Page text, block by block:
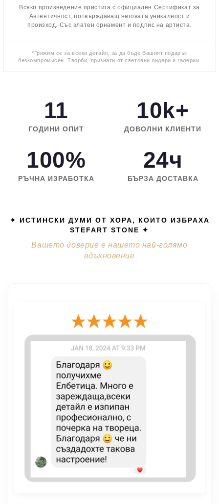
Всяко произведение пристига с официален Сертификат за
Автентичност, потвърждаващ неговата уникалност и
произход. Със златен орнамент и подпис на артиста.
*Грижим се за всеки детайл, за да бъде Вашият подарък
безкомпромисен. Творби, признати от световни лидери и галерии.
11
ГОДИНИ ОПИТ
10k+
ДОВОЛНИ КЛИЕНТИ
100%
РЪЧНА ИЗРАБОТКА
24ч
БЪРЗА ДОСТАВКА
✦ ИСТИНСКИ ДУМИ ОТ ХОРА, КОИТО ИЗБРАХА
STEFART STONE ✦
Вашето доверие е нашето най-голямо
вдъхновение